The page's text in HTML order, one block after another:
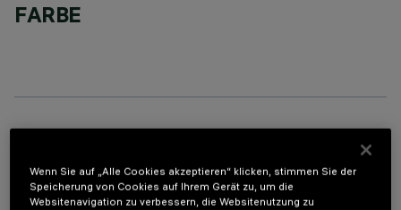
FARBE
Wenn Sie auf „Alle Cookies akzeptieren“ klicken, stimmen Sie der
Speicherung von Cookies auf Ihrem Gerät zu, um die
Websitenavigation zu verbessern, die Websitenutzung zu